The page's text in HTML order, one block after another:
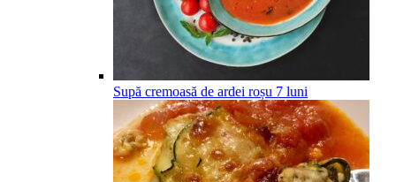
Supă cremoasă de ardei roșu 7 luni